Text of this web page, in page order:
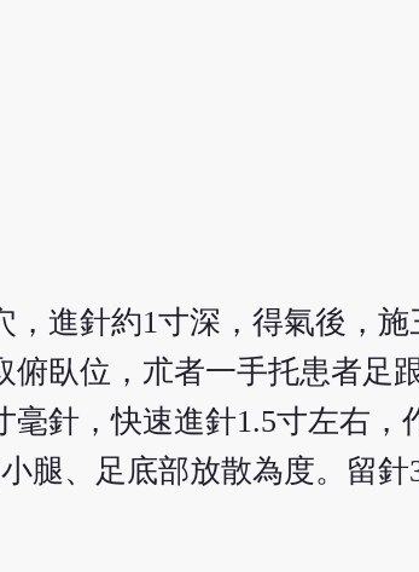
進針約1寸深，得氣後，
臥位，朮者一手托患者足
針，快速進針1.5寸左右，
腿、足底部放散為度。留針